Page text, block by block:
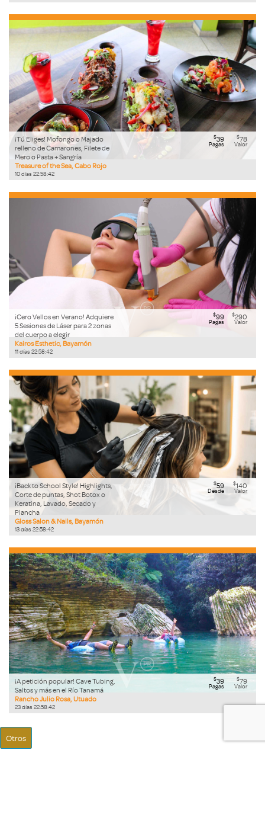
¡Tú Eliges! Mofongo o Majado
relleno de Camarones, Filete de
Mero o Pasta + Sangría
Treasure of the Sea, Cabo Rojo
10días 22:58:41
$39
Pagas
$78
Valor
¡Cero Vellos en Verano! Adquiere
5 Sesiones de Láser para 2 zonas
del cuerpo a elegir
Kairos Esthetic, Bayamón
11días 22:58:41
$99
Pagas
$290
Valor
¡Back to School Style! Highlights,
Corte de puntas, Shot Botox o
Keratina, Lavado, Secado y
Plancha
Gloss Salon & Nails, Bayamón
13días 22:58:41
$59
Desde
$140
Valor
¡A petición popular! Cave Tubing,
Saltos y más en el Río Tanamá
Rancho Julio Rosa, Utuado
23días 22:58:41
$39
Pagas
$79
Valor
Otros